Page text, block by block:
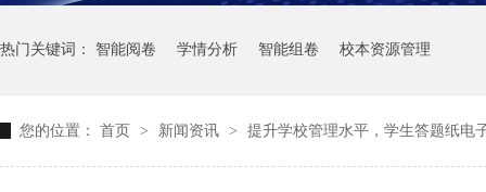
热门关键词： 智能阅卷 学情分析 智能组卷 校本资源管理
您的位置： 首页 > 新闻资讯 > 提升学校管理水平，学生答题纸电